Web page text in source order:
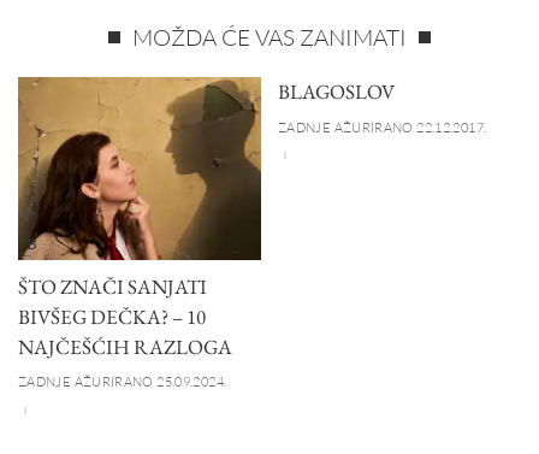
MOŽDA ĆE VAS ZANIMATI
B
ŠTO ZNAČI SANJATI
BIVŠEG DEČKA? – 10
NAJČEŠĆIH RAZLOGA
ZADNJE AŽURIRANO 25.09.2024.
BLAGOSLOV
ZADNJE AŽURIRANO 22.12.2017.